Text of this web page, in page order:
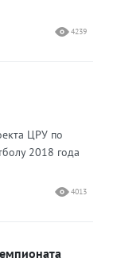
4239
ЦРУ по
2018 года
4013